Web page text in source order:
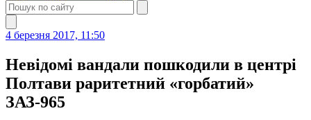
4 березня 2017, 11:50
Невідомі вандали пошкодили в центрі
Полтави раритетний «горбатий»
ЗАЗ-965